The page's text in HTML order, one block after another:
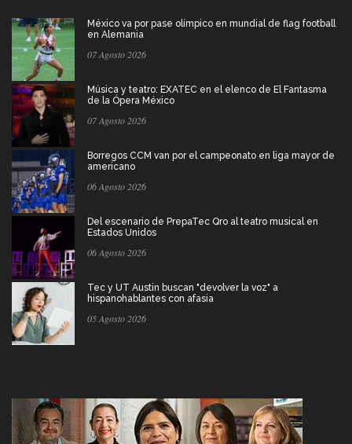
México va por pase olímpico en mundial de flag football
en Alemania
07 Agosto 2026
Música y teatro: EXATEC en el elenco de El Fantasma
de la Ópera México
07 Agosto 2026
Borregos CCM van por el campeonato en liga mayor de
americano
06 Agosto 2026
Del escenario de PrepaTec Qro al teatro musical en
Estados Unidos
06 Agosto 2026
Tec y UT Austin buscan "devolver la voz" a
hispanohablantes con afasia
05 Agosto 2026